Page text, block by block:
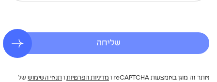
שליחה
אתר זה מוגן באמצעות reCAPTCHA ו מדיניות הפרטיות ו תנאי השימוש של